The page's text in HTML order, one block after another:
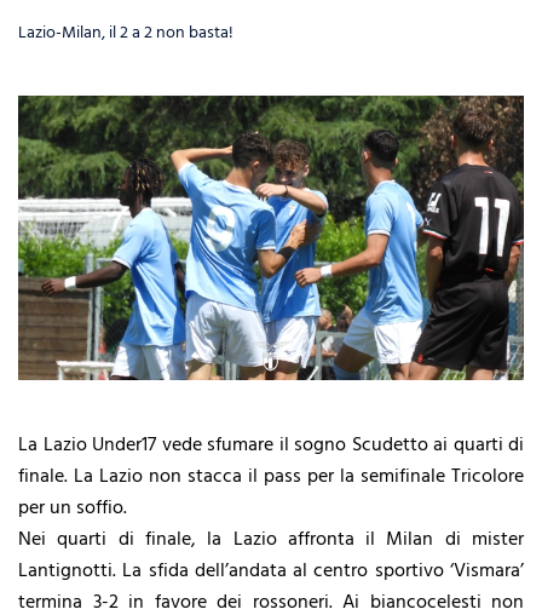
Lazio-Milan, il 2 a 2 non basta!
La Lazio Under17 vede sfumare il sogno Scudetto ai quarti di
finale. La Lazio non stacca il pass per la semifinale Tricolore
per un soffio.
Nei quarti di finale, la Lazio affronta il Milan di mister
Lantignotti. La sfida dell’andata al centro sportivo ‘Vismara’
termina 3-2 in favore dei rossoneri. Ai biancocelesti non